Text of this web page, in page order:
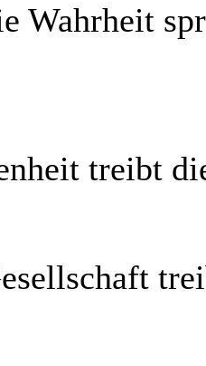
Wahrheit
treibt